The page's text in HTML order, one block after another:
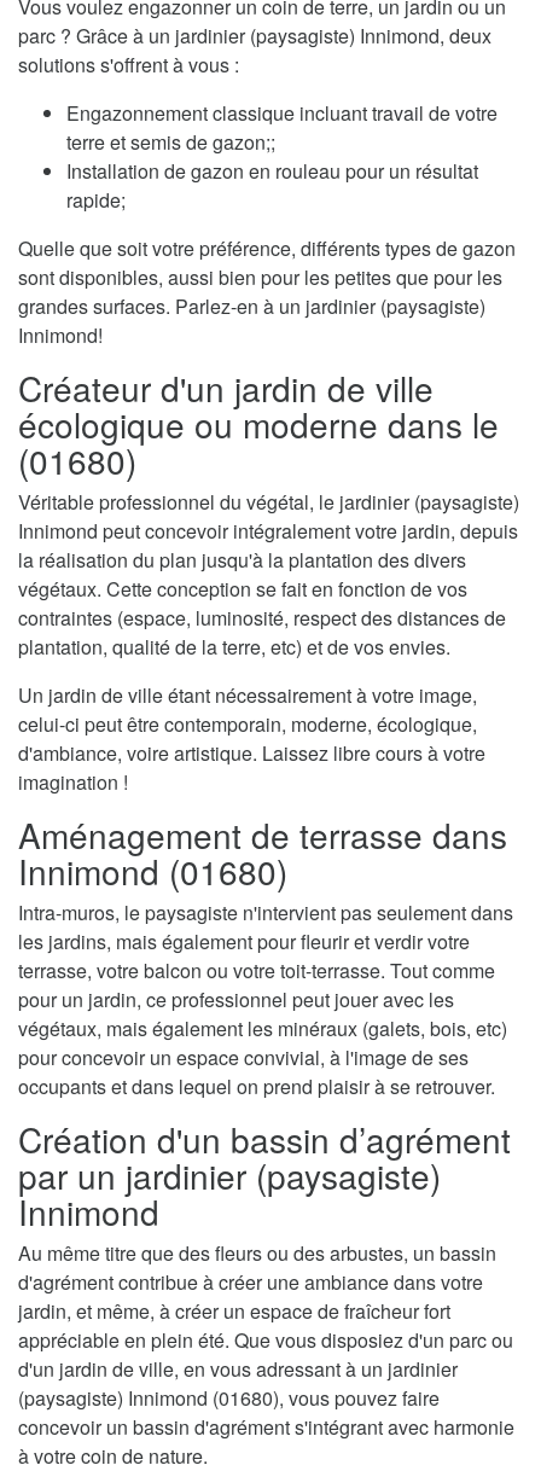
Vous voulez engazonner un coin de terre, un jardin ou un
parc ? Grâce à un jardinier (paysagiste) Innimond, deux
solutions s'offrent à vous :
Engazonnement classique incluant travail de votre
terre et semis de gazon;;
Installation de gazon en rouleau pour un résultat
rapide;
Quelle que soit votre préférence, différents types de gazon
sont disponibles, aussi bien pour les petites que pour les
grandes surfaces. Parlez-en à un jardinier (paysagiste)
Innimond!
Créateur d'un jardin de ville
écologique ou moderne dans le
(01680)
Véritable professionnel du végétal, le jardinier (paysagiste)
Innimond peut concevoir intégralement votre jardin, depuis
la réalisation du plan jusqu'à la plantation des divers
végétaux. Cette conception se fait en fonction de vos
contraintes (espace, luminosité, respect des distances de
plantation, qualité de la terre, etc) et de vos envies.
Un jardin de ville étant nécessairement à votre image,
celui-ci peut être contemporain, moderne, écologique,
d'ambiance, voire artistique. Laissez libre cours à votre
imagination !
Aménagement de terrasse dans
Innimond (01680)
Intra-muros, le paysagiste n'intervient pas seulement dans
les jardins, mais également pour fleurir et verdir votre
terrasse, votre balcon ou votre toit-terrasse. Tout comme
pour un jardin, ce professionnel peut jouer avec les
végétaux, mais également les minéraux (galets, bois, etc)
pour concevoir un espace convivial, à l'image de ses
occupants et dans lequel on prend plaisir à se retrouver.
Création d'un bassin d’agrément
par un jardinier (paysagiste)
Innimond
Au même titre que des fleurs ou des arbustes, un bassin
d'agrément contribue à créer une ambiance dans votre
jardin, et même, à créer un espace de fraîcheur fort
appréciable en plein été. Que vous disposiez d'un parc ou
d'un jardin de ville, en vous adressant à un jardinier
(paysagiste) Innimond (01680), vous pouvez faire
concevoir un bassin d'agrément s'intégrant avec harmonie
à votre coin de nature.